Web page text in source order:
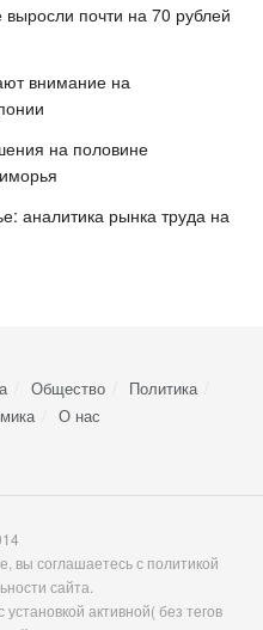
почти на 70 рублей
внимание на
на половине
аналитика рынка труда на
Общество
Политика
О нас
вы соглашаетесь с политикой
сайта.
активной( без тегов